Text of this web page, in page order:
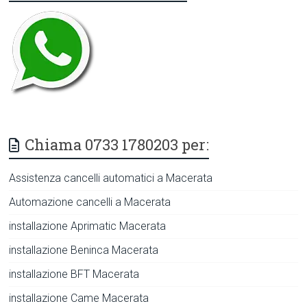
Chiama 0733 1780203 per:
Assistenza cancelli automatici a Macerata
Automazione cancelli a Macerata
installazione Aprimatic Macerata
installazione Beninca Macerata
installazione BFT Macerata
installazione Came Macerata